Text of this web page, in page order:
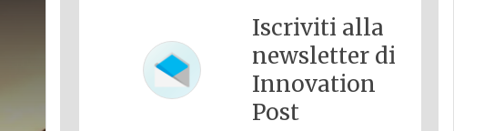
Iscriviti alla
newsletter di
Innovation
Post